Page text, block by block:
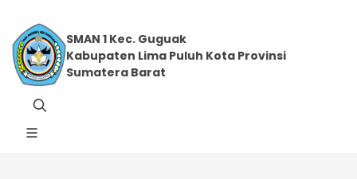
SMAN 1 Kec. Guguak
Kabupaten Lima Puluh Kota Provinsi
Sumatera Barat